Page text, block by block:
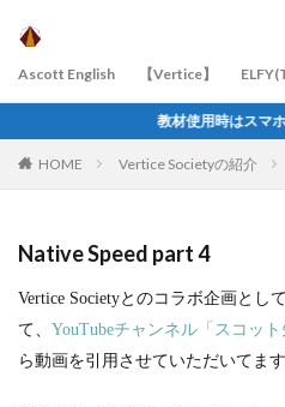
Ascott English 【Vertice】
教材使用時はスマホの画面では少し
HOME Vertice Societyの紹介
Native Speed part 4
Vertice Societyとのコラボ企画とし
て、 YouTubeチャンネル「スコッ
ら動画を引用させていただいてます
dictation English